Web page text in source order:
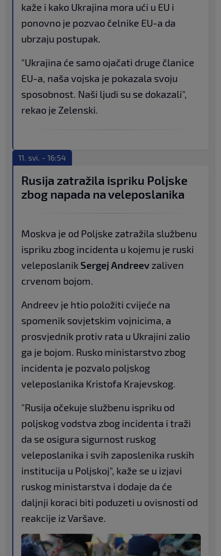
kaže i kako Ukrajina mora ući u EU i
ponovno je pozvao čelnike EU-a da
ubrzaju postupak.
"Ukrajina će samo ojačati druge članice
EU-a, naša vojska je pokazala svoju
sposobnost. Naši ljudi su se dokazali",
rekao je Zelenski.
11. svi. - 16:54
Rusija zatražila ispriku Poljske
zbog napada na veleposlanika
Moskva je od Poljske zatražila službenu
ispriku zbog incidenta u kojemu je ruski
veleposlanik Sergej Andreev zaliven
crvenom bojom.
Andreev je htio položiti cvijeće na
spomenik sovjetskim vojnicima, a
prosvjednik protiv rata u Ukrajini zalio
ga je bojom. Rusko ministarstvo zbog
incidenta je pozvalo poljskog
veleposlanika Kristofa Krajevskog.
"Rusija očekuje službenu ispriku od
poljskog vodstva zbog incidenta i traži
da se osigura sigurnost ruskog
veleposlanika i svih zaposlenika ruskih
institucija u Poljskoj", kaže se u izjavi
ruskog ministarstva i dodaje da će
daljnji koraci biti poduzeti u ovisnosti od
reakcije iz Varšave.